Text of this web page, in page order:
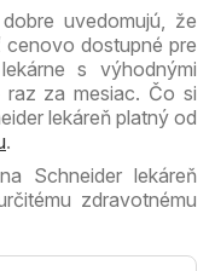
uvedomujú, že
cenovo dostupné pre
s výhodnými
raz za mesiac. Čo si
lekáreň platný od
.
Schneider lekáreň
zdravotnému